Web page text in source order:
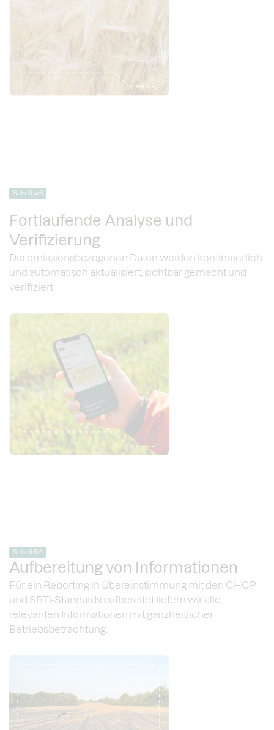
Schritt 4/6
Fortlaufende Analyse und
Verifizierung
Die emissionsbezogenen Daten werden kontinuierlich
und automatisch aktualisiert, sichtbar gemacht und
verifiziert.
Schritt 5/6
Aufbereitung von Informationen
Für ein Reporting in Übereinstimmung mit den GHGP-
und SBTi-Standards aufbereitet liefern wir alle
relevanten Informationen mit ganzheitlicher
Betriebsbetrachtung.